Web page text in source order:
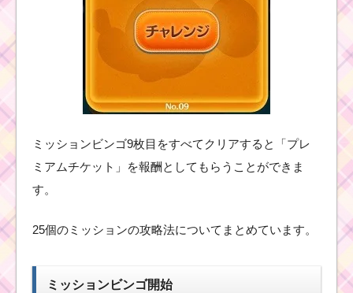
ミッションビンゴ9枚目をすべてクリアすると「プレ
ミアムチケット」を報酬としてもらうことができま
す。
25個のミッションの攻略法についてまとめています。
ミッションビンゴ開始